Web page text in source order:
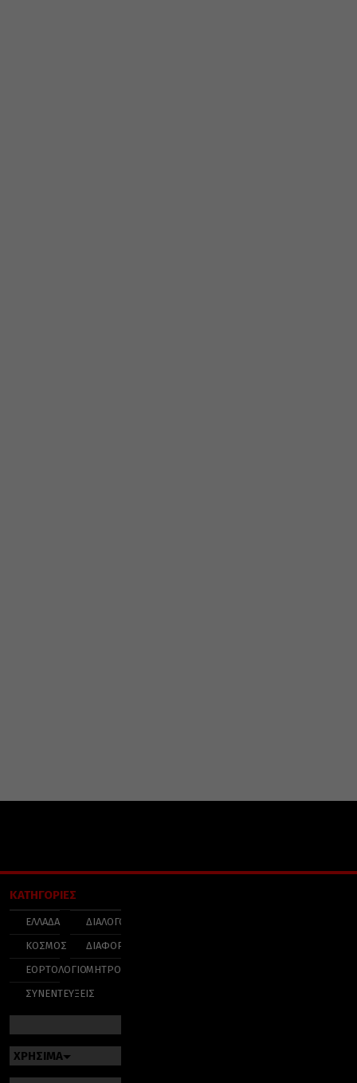
ΚΑΤΗΓΟΡΙΕΣ
ΕΛΛΑΔΑ
ΚΟΣΜΟΣ
ΕΟΡΤΟΛΟΓΙΟ
ΣΥΝΕΝΤΕΥΞΕΙΣ
ΔΙΑΛΟΓΟΣ
ΔΙΑΦΟΡΑ
ΜΗΤΡΟΠΟΛΕΙΣ
ΧΡΗΣΙΜΑ